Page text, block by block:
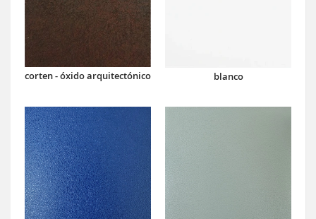
corten - óxido arquitectónico blanco